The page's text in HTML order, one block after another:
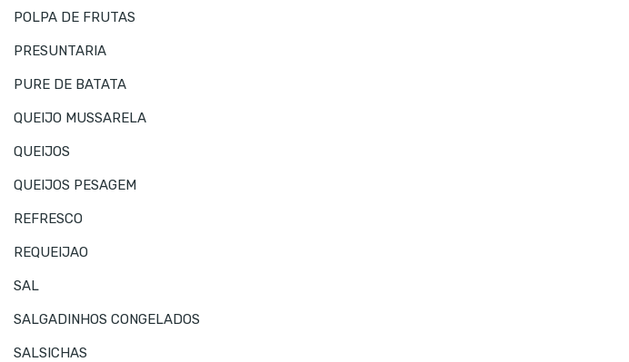
POLPA DE FRUTAS
PRESUNTARIA
PURE DE BATATA
QUEIJO MUSSARELA
QUEIJOS
QUEIJOS PESAGEM
REFRESCO
REQUEIJAO
SAL
SALGADINHOS CONGELADOS
SALSICHAS